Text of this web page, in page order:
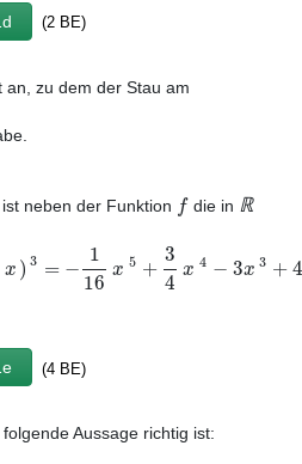
(2 BE)
zu dem der Stau am
neben der Funktion fdie in ℝ
x) 3 =− 1
16 x 5 + 3
4 x 4 −3x 3 +4
(4 BE)
Aussage richtig ist: